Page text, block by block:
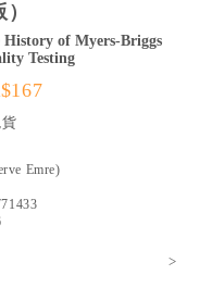
History of Myers-Briggs
Testing
$167
Emre)
>